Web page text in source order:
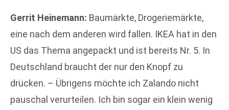
Gerrit Heinemann: Baumärkte, Drogeriemärkte,
eine nach dem anderen wird fallen. IKEA hat in den
US das Thema angepackt und ist bereits Nr. 5. In
Deutschland braucht der nur den Knopf zu
drücken. – Übrigens möchte ich Zalando nicht
pauschal verurteilen. Ich bin sogar ein klein wenig